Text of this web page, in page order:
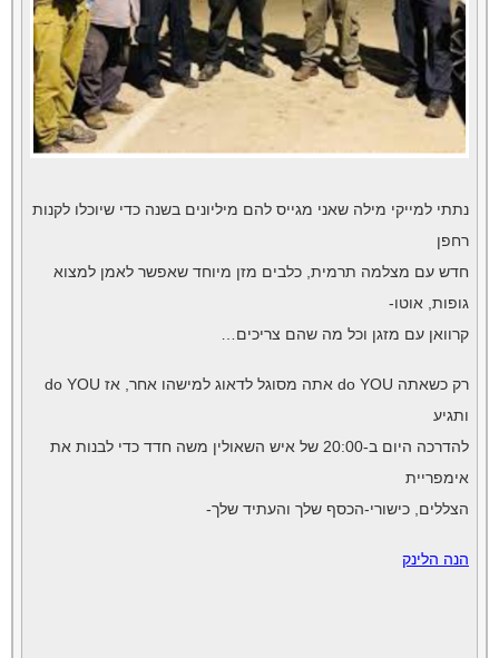
נתתי למייקי מילה שאני מגייס להם מיליונים בשנה כדי שיוכלו לקנות
רחפן
חדש עם מצלמה תרמית, כלבים מזן מיוחד שאפשר לאמן למצוא
גופות, אוטו-
קרוואן עם מזגן וכל מה שהם צריכים…
רק כשאתה do YOU אתה מסוגל לדאוג למישהו אחר, אז do YOU
ותגיע
להדרכה היום ב-20:00 של איש השאולין משה חדד כדי לבנות את
אימפריית
הצללים, כישורי-הכסף שלך והעתיד שלך-
הנה הלינק